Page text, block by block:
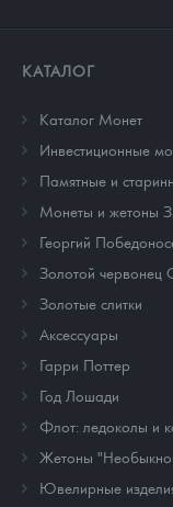
КАТАЛОГ
Каталог Монет
Инвестиционные
Памятные и
Монеты и жетоны
Георгий
Золотой червонец
Золотые слитки
Аксессуары
Гарри Поттер
Год Лошади
Флот: ледоколы и
Жетоны
Ювелирные